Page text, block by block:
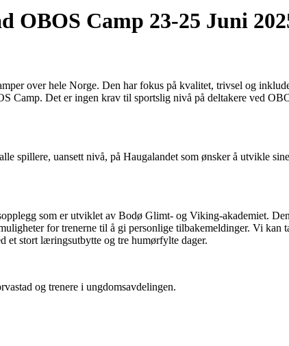
OBOS Camp 23-25 Juni
over hele Norge. Den har fokus på kvalitet, trivsel og
Camp. Det er ingen krav til sportslig nivå på deltakere ved
spillere, uansett nivå, på Haugalandet som ønsker å utvikle
som er utviklet av Bodø Glimt- og Viking-akademiet.
for trenerne til å gi personlige tilbakemeldinger. Vi kan
et stort læringsutbytte og tre humørfylte dager.
og trenere i ungdomsavdelingen.